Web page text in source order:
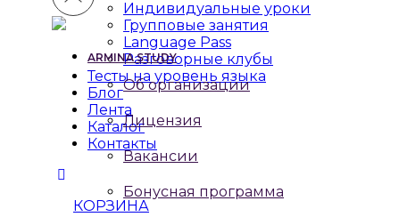
Индивидуальные уроки
Групповые занятия
Language Pass
Разговорные клубы
Тесты на уровень языка
Блог
Лента
Каталог
Контакты
КОРЗИНА
ARMINA STUDY
Об организации
Лицензия
Вакансии
Бонусная программа